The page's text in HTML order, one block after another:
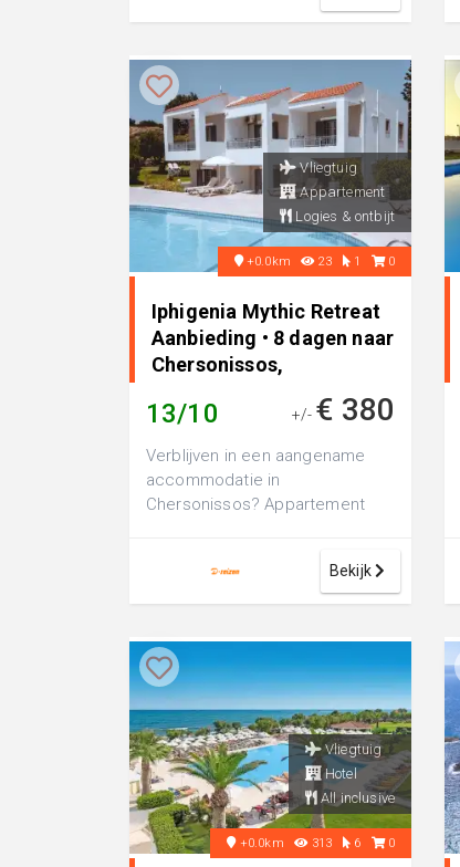
Vliegtuig
Appartement
Logies & ontbijt
+0.0km 23 1 0
Iphigenia Mythic Retreat
Aanbieding • 8 dagen naar
Chersonissos,
13/10 +/- € 380
Verblijven in een aangename
accommodatie in
Chersonissos? Appartement
comfortabel 3-sterren...
Bekijk
Vliegtuig
Hotel
All inclusive
+0.0km 313 6 0